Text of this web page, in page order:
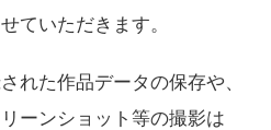
ていただきます。
れた作品データの保存や、
ーンショット等の撮影は